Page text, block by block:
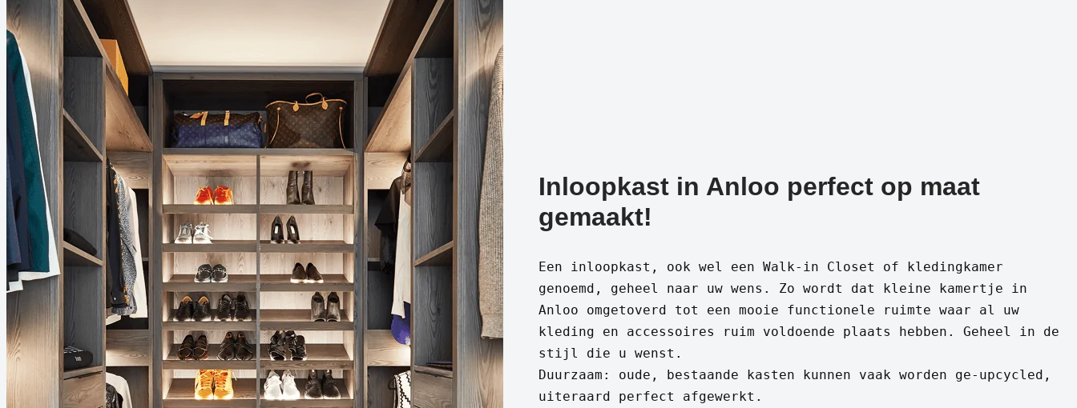
Inloopkast in Anloo perfect op maat
gemaakt!
Een inloopkast, ook wel een Walk-in Closet of kledingkamer
genoemd, geheel naar uw wens. Zo wordt dat kleine kamertje in
Anloo omgetoverd tot een mooie functionele ruimte waar al uw
kleding en accessoires ruim voldoende plaats hebben. Geheel in de
stijl die u wenst.
Duurzaam: oude, bestaande kasten kunnen vaak worden ge-upcycled,
uiteraard perfect afgewerkt.